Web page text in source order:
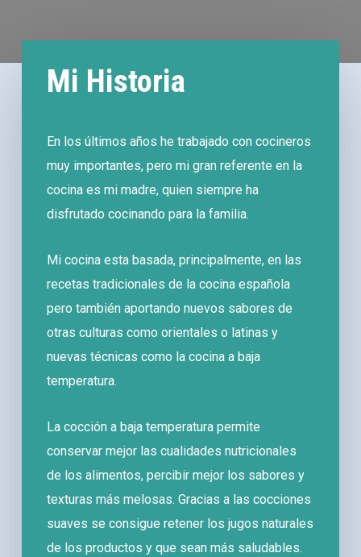
Mi Historia
En los últimos años he trabajado con cocineros
muy importantes, pero mi gran referente en la
cocina es mi madre, quien siempre ha
disfrutado cocinando para la familia.
Mi cocina esta basada, principalmente, en las
recetas tradicionales de la cocina española
pero también aportando nuevos sabores de
otras culturas como orientales o latinas y
nuevas técnicas como la cocina a baja
temperatura.
La cocción a baja temperatura permite
conservar mejor las cualidades nutricionales
de los alimentos, percibir mejor los sabores y
texturas más melosas. Gracias a las cocciones
suaves se consigue retener los jugos naturales
de los productos y que sean más saludables.